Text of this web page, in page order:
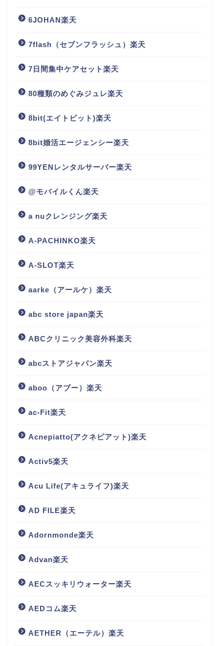
6JOHAN楽天
7flash（セブンフラッシュ）楽天
7日間集中ケアセット楽天
80種類のめぐみジュレ楽天
8bit(エイトビット)楽天
8bit婚活エージェンシー楽天
99YENレンタルサーバー楽天
@モバイルくん楽天
a nuクレンジング楽天
A-PACHINKO楽天
A-SLOT楽天
aarke（アールケ）楽天
abc store japan楽天
ABCクリニック美容外科楽天
abcストアジャパン楽天
aboo（アブー）楽天
ac-Fit楽天
Acnepiatto(アクネピアット)楽天
Activ5楽天
Acu Life(アキュライフ)楽天
AD FILE楽天
Adornmonde楽天
Advan楽天
AECスッキリウォーター楽天
AEDコム楽天
AETHER（エーテル）楽天